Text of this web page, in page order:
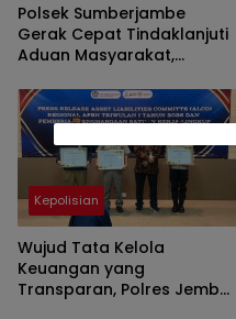
Polsek Sumberjambe
Gerak Cepat Tindaklanjuti
Aduan Masyarakat,
Dipastikan Sesuai Prosedur
Kepolisian
Wujud Tata Kelola
Keuangan yang
Transparan, Polres Jember